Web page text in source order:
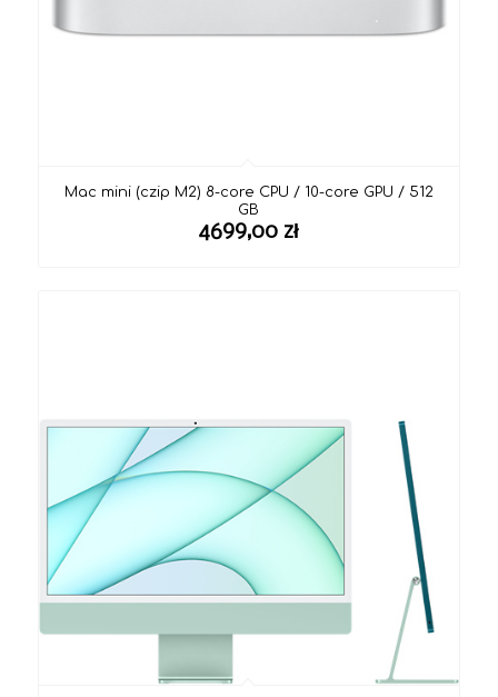
Mac mini (czip M2) 8-core CPU / 10-core GPU / 512
GB
4699,00 zł